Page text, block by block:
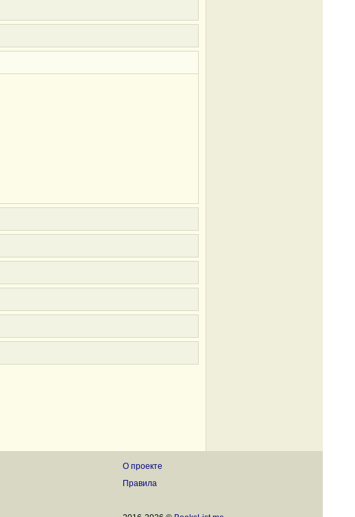
О проекте
Правила